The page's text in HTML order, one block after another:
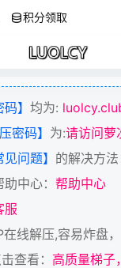
积分领取
】 均为:
密码】 为:请访问
见问题】 的解决方法
中心： 帮助中心
服
线解压,容易炸盘
查看： 高质量梯子